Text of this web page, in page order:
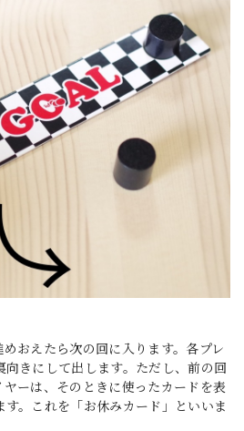
おえたら次の回に入ります。各プレ
きにして出します。ただし、前の回
ーは、そのときに使ったカードを表
。これを「お休みカード」といいま